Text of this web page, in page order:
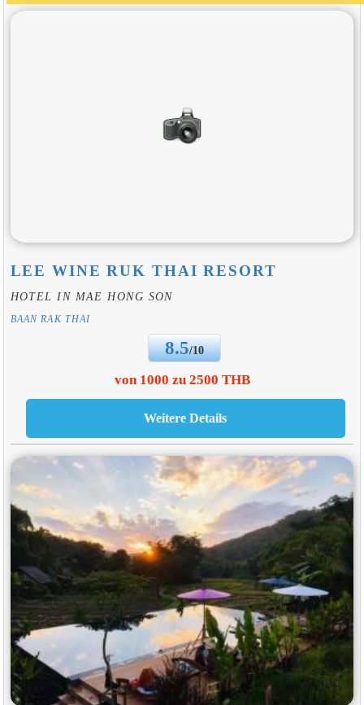
LEE WINE RUK THAI RESORT
HOTEL IN MAE HONG SON
BAAN RAK THAI
8.5/10
von 1000 zu 2500 THB